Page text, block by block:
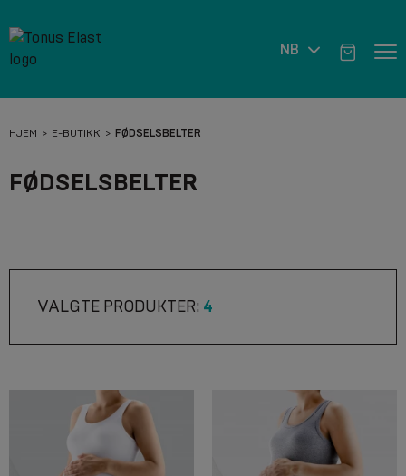
NB
HJEM E-BUTIKK FØDSELSBELTER
FØDSELSBELTER
VALGTE PRODUKTER: 4